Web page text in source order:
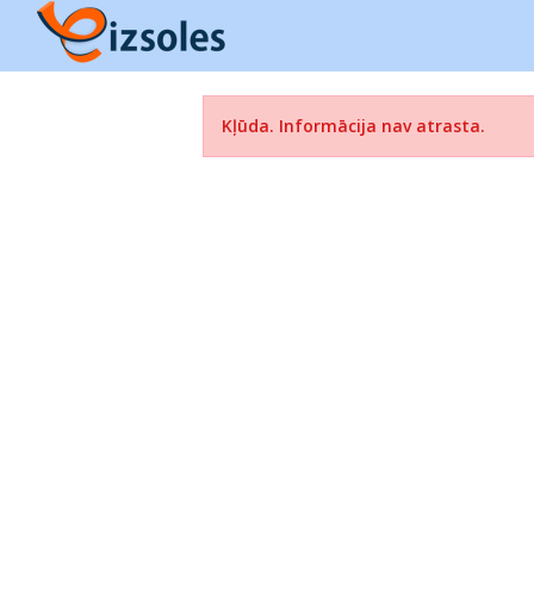
Kļūda. Informācija nav atrasta.